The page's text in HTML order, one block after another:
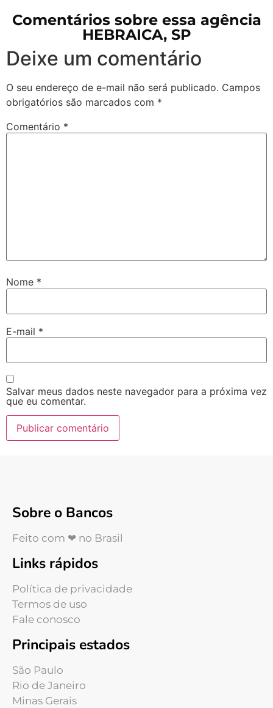
Comentários sobre essa agência
HEBRAICA, SP
Deixe um comentário
O seu endereço de e-mail não será publicado. Campos
obrigatórios são marcados com *
Comentário *
Nome *
E-mail *
Salvar meus dados neste navegador para a próxima vez
que eu comentar.
Sobre o Bancos
Feito com ❤ no Brasil
Links rápidos
Política de privacidade
Termos de uso
Fale conosco
Principais estados
São Paulo
Rio de Janeiro
Minas Gerais